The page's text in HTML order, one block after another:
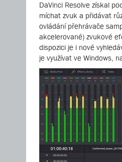
DaVinci Resolve získal
míchat zvuk a přidávat
ovládání přehrávače
akcelerované) zvukové
dispozici je i nové
je využívat ve Windows,